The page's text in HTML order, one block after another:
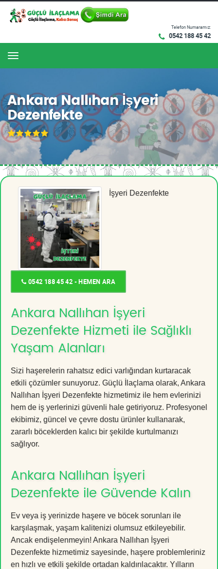
Telefon Numaramız:
0542 188 45 42
Menu
Ankara Nallıhan İşyeri
Dezenfekte
İşyeri Dezenfekte
0542 188 45 42 - HEMEN ARA
Ankara Nallıhan İşyeri
Dezenfekte Hizmeti ile Sağlıklı
Yaşam Alanları
Sizi haşerelerin rahatsız edici varlığından kurtaracak
etkili çözümler sunuyoruz. Güçlü İlaçlama olarak, Ankara
Nallıhan İşyeri Dezenfekte hizmetimiz ile hem evlerinizi
hem de iş yerlerinizi güvenli hale getiriyoruz. Profesyonel
ekibimiz, güncel ve çevre dostu ürünler kullanarak,
zararlı böceklerden kalıcı bir şekilde kurtulmanızı
sağlıyor.
Ankara Nallıhan İşyeri
Dezenfekte ile Güvende Kalın
Ev veya iş yerinizde haşere ve böcek sorunları ile
karşılaşmak, yaşam kalitenizi olumsuz etkileyebilir.
Ancak endişelenmeyin! Ankara Nallıhan İşyeri
Dezenfekte hizmetimiz sayesinde, haşere problemleriniz
en hızlı ve etkili şekilde ortadan kaldırılacaktır. Yılların